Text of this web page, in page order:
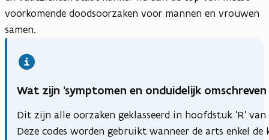
voorkomende doodsoorzaken voor mannen en vrouwen
samen.
Wat zijn ‘symptomen en onduidelijk omschreven
Dit zijn alle oorzaken geklasseerd in hoofdstuk 'R' van
Deze codes worden gebruikt wanneer de arts enkel